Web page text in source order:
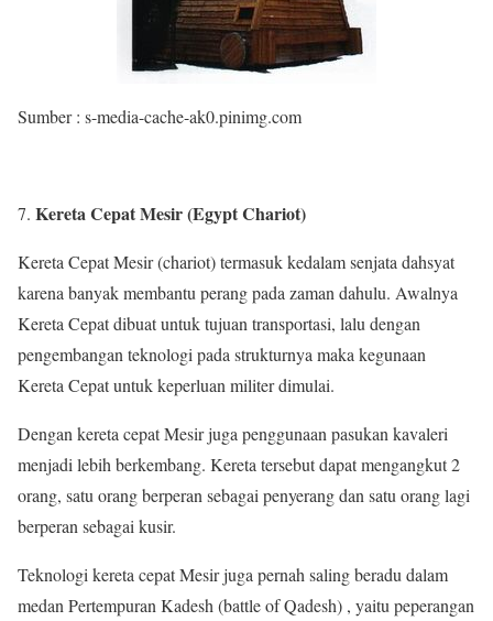
Sumber : s-media-cache-ak0.pinimg.com
Kereta Cepat Mesir (Egypt Chariot)
Kereta Cepat Mesir (chariot) termasuk kedalam senjata dahsyat
karena banyak membantu perang pada zaman dahulu. Awalnya
Kereta Cepat dibuat untuk tujuan transportasi, lalu dengan
pengembangan teknologi pada strukturnya maka kegunaan
Kereta Cepat untuk keperluan militer dimulai.
Dengan kereta cepat Mesir juga penggunaan pasukan kavaleri
menjadi lebih berkembang. Kereta tersebut dapat mengangkut 2
orang, satu orang berperan sebagai penyerang dan satu orang lagi
berperan sebagai kusir.
Teknologi kereta cepat Mesir juga pernah saling beradu dalam
medan Pertempuran Kadesh (battle of Qadesh) , yaitu peperangan